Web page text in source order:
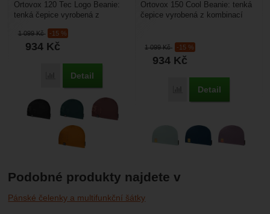
1 099Kč -15 %
934 Kč
Porovnat
Detail
Ortovox 120 Tec Logo Beanie:
tenká čepice vyrobená z
polyamidu. Vlna Merino má...
1 099Kč -15 %
934 Kč
Porovnat
Detail
Ortovox 150 Cool Beanie: tenká
čepice vyrobená z kombinací
Podobné produkty najdete v
Pánské čelenky a multifunkční šátky